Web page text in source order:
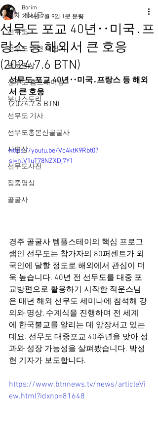
전체 게시물
선무도
선무도 수련 체험기
법문명상
선무도 홈트레이닝
붓다스토리
선무도 기사
선무도총본산골굴사
시명상
선무도사진
집중명상
골굴사
선무도 포교 40년‥미국․프
랑스 등 해외서 큰 호응
(2024.7.6 BTN)
Borim
2024년 7월 9일 1분 분량
선무도 포교 40년‥미국․프랑스 등 해외
서 큰 호응
(2024.7.6 BTN)
https://youtu.be/Vc4ktK9Rbt0?
si=hlV1uT78NZXDj7Y1
경주 골굴사 템플스테이의 핵심 프로그
램인 선무도는 참가자의 80퍼센트가 외
국인에 달할 정도로 해외에서 관심이 더
욱 높습니다. 40년 전 선무도를 대중 포
교방편으로 활용하기 시작한 적운스님
은 매년 해외 선무도 세미나에 참석해 강
의와 명상, 수계식을 진행하며 전 세계
에 한국불교를 알리는 데 앞장서고 있는
데요. 선무도 대중포교 40주년을 맞아 성
과와 성장 가능성을 살펴봤습니다. 박성
현 기자가 보도합니다.
https://www.btnnews.tv/news/articleVi
ew.html?idxno=81648